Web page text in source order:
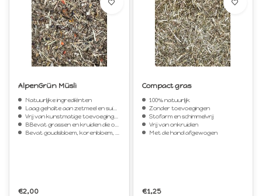
AlpenGrün Müsli
Natuurlijke ingrediënten
Laag gehalte aan zetmeel en suiker
Vrij van kunstmatige toevoegingen, granen, zemelen, en melasse
BBevat grassen en kruiden die optimaal zijn geoogst en gedroogd
Bevat goudsbloem, korenbloem, frambozen- en braambesbladeren
€2,00
Compact gras
100% natuurlijk
Zonder toevoegingen
Stofarm en schimmelvrij
Vrij van onkruiden
Met de hand afgewogen
€1,25